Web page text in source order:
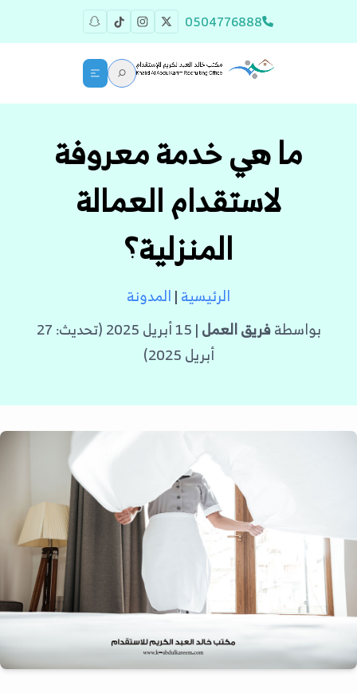
0504776888
ما هي خدمة معروفة
لاستقدام العمالة
المنزلية؟
الرئيسية|المدونة
بواسطةفريق العمل
| 15 أبريل 2025 (تحديث: 27
أبريل 2025)